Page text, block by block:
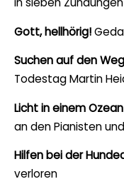
Gott, hellhörig!
Suchen auf den
Todestag Martin
Licht in einem
an den Pianisten
Hilfen bei der
verloren